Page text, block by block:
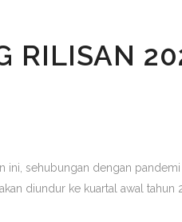
RILISAN
ini, sehubungan dengan
diundur ke kuartal awal tahun